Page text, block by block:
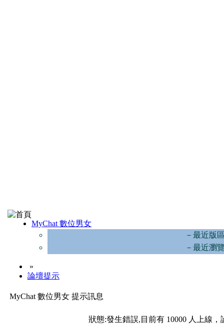
MyChat 數位男女
－最近版
－最近瀏
»
論壇提示
MyChat 數位男女 提示訊息
狀態:發生錯誤,目前有 10000 人上線